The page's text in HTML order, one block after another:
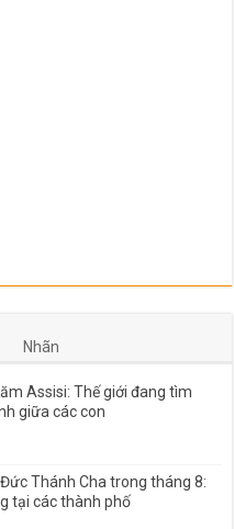
Nhãn
Assisi: Thế giới đang tìm
giữa các con
Thánh Cha trong tháng 8:
tại các thành phố